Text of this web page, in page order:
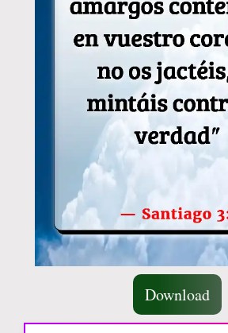
Download